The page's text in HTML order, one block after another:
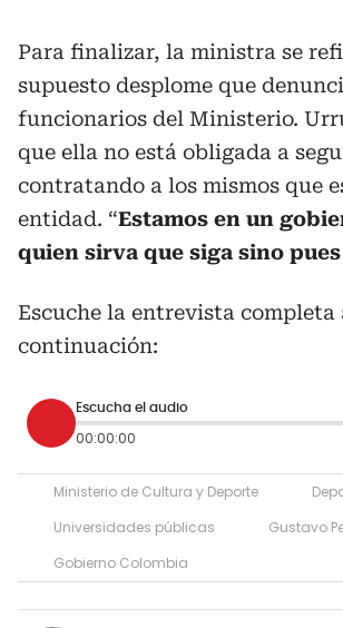
Para finalizar, la ministra se
supuesto desplome que
funcionarios del Ministerio.
que ella no está obligada a
contratando a los mismos que
entidad. “Estamos en un
quien sirva que siga sino pues
Escuche la entrevista completa
continuación:
Escucha el audio
00:00:00
Ministerio de Cultura y Deporte
Universidades públicas
Gustavo
Gobierno Colombia